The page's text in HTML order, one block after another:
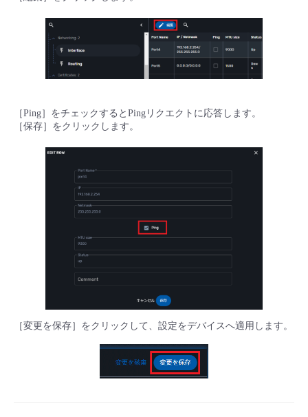
■ 基本構築ガイド
- クラウド / サーバー
- Flexible Remote Access
［Ping］をチェックするとPingリクエクトに応答します。
［保存］をクリックします。
［変更を保存］をクリックして、設定をデバイスへ適用します。